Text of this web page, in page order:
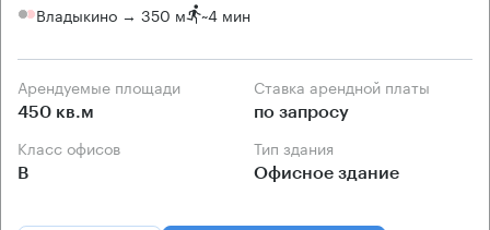
Владыкино → 350 м ~4 мин
Арендуемые площади
450 кв.м
Ставка арендной платы
по запросу
Класс офисов
B
Тип здания
Офисное здание